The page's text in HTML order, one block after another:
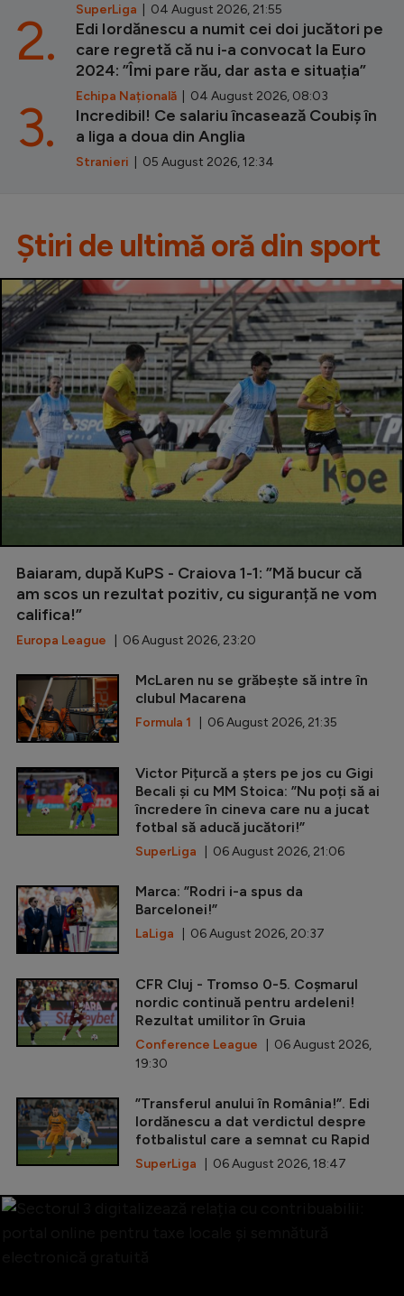
SuperLiga | 04 August 2026, 21:55
Edi Iordănescu a numit cei doi jucători pe
care regretă că nu i-a convocat la Euro
2024: ”Îmi pare rău, dar asta e situația”
Echipa Națională | 04 August 2026, 08:03
2.
Incredibil! Ce salariu încasează Coubiș în
a liga a doua din Anglia
Stranieri | 05 August 2026, 12:34
3.
Știri de ultimă oră din sport
Baiaram, după KuPS - Craiova 1-1: ”Mă bucur că
am scos un rezultat pozitiv, cu siguranță ne vom
califica!”
Europa League | 06 August 2026, 23:20
McLaren nu se grăbește să intre în
clubul Macarena
Formula 1 | 06 August 2026, 21:35
Victor Pițurcă a șters pe jos cu Gigi
Becali și cu MM Stoica: ”Nu poți să ai
încredere în cineva care nu a jucat
fotbal să aducă jucători!”
SuperLiga | 06 August 2026, 21:06
Marca: ”Rodri i-a spus da
Barcelonei!”
LaLiga | 06 August 2026, 20:37
CFR Cluj - Tromso 0-5. Coșmarul
nordic continuă pentru ardeleni!
Rezultat umilitor în Gruia
Conference League | 06 August 2026,
19:30
”Transferul anului în România!”. Edi
Iordănescu a dat verdictul despre
fotbalistul care a semnat cu Rapid
SuperLiga | 06 August 2026, 18:47